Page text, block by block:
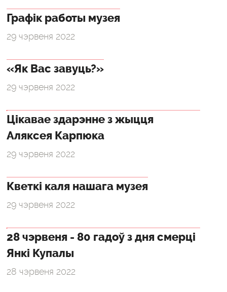
Графік работы музея
29 чэрвеня 2022
«Як Вас завуць?»
29 чэрвеня 2022
Цікавае здарэнне з жыцця
Аляксея Карпюка
29 чэрвеня 2022
Кветкі каля нашага музея
29 чэрвеня 2022
28 чэрвеня - 80 гадоў з дня смерці
Янкі Купалы
28 чэрвеня 2022